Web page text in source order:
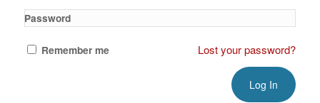
Password
Remember me Lost your password?